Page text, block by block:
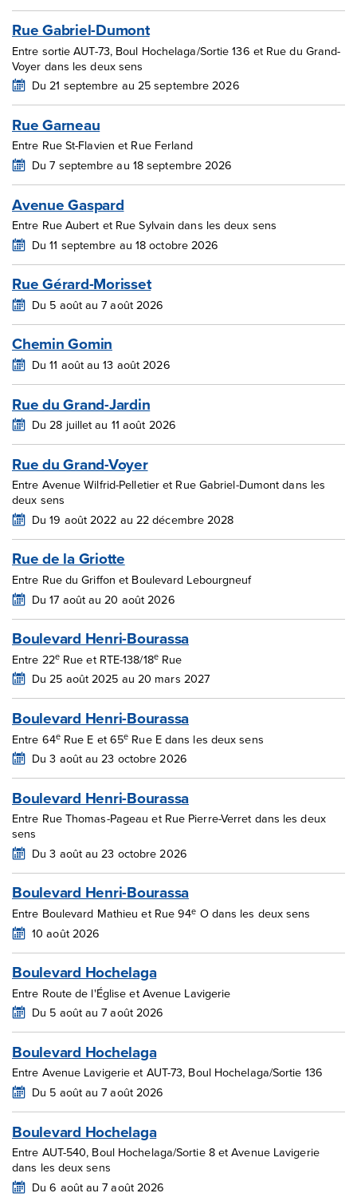
Rue Gabriel-Dumont
Entre sortie AUT-73, Boul Hochelaga/Sortie 136 et Rue du Grand-
Voyer dans les deux sens
Du 21 septembre au 25 septembre 2026
Rue Garneau
Entre Rue St-Flavien et Rue Ferland
Du 7 septembre au 18 septembre 2026
Avenue Gaspard
Entre Rue Aubert et Rue Sylvain dans les deux sens
Du 11 septembre au 18 octobre 2026
Rue Gérard-Morisset
Du 5 août au 7 août 2026
Chemin Gomin
Du 11 août au 13 août 2026
Rue du Grand-Jardin
Du 28 juillet au 11 août 2026
Rue du Grand-Voyer
Entre Avenue Wilfrid-Pelletier et Rue Gabriel-Dumont dans les
deux sens
Du 19 août 2022 au 22 décembre 2028
Rue de la Griotte
Entre Rue du Griffon et Boulevard Lebourgneuf
Du 17 août au 20 août 2026
Boulevard Henri-Bourassa
Entre 22eRue et RTE-138/18eRue
Du 25 août 2025 au 20 mars 2027
Boulevard Henri-Bourassa
Entre 64eRue E et 65e Rue E dans les deux sens
Du 3 août au 23 octobre 2026
Boulevard Henri-Bourassa
Entre Rue Thomas-Pageau et Rue Pierre-Verret dans les deux
sens
Du 3 août au 23 octobre 2026
Boulevard Henri-Bourassa
Entre Boulevard Mathieu et Rue 94e O dans les deux sens
10 août 2026
Boulevard Hochelaga
Entre Route de l'Église et Avenue Lavigerie
Du 5 août au 7 août 2026
Boulevard Hochelaga
Entre Avenue Lavigerie et AUT-73, Boul Hochelaga/Sortie 136
Du 5 août au 7 août 2026
Boulevard Hochelaga
Entre AUT-540, Boul Hochelaga/Sortie 8 et Avenue Lavigerie
dans les deux sens
Du 6 août au 7 août 2026